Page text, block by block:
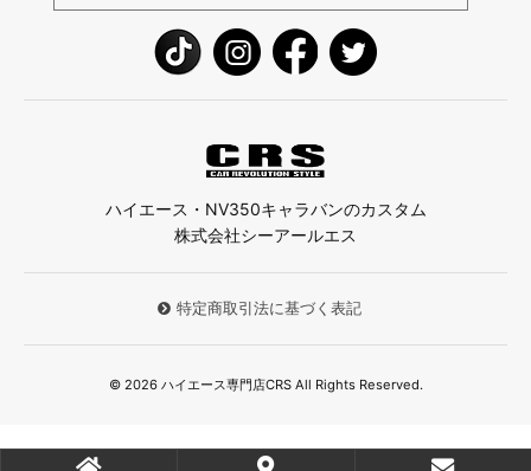
ハイエース・NV350キャラバンのカスタム
株式会社シーアールエス
特定商取引法に基づく表記
© 2026 ハイエース専門店CRS All Rights Reserved.